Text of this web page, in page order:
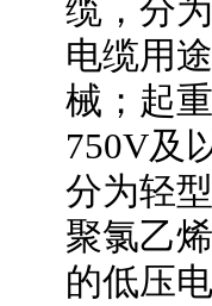
缆，分
电缆用
械；起
750V及
分为轻
聚氯乙
的低压